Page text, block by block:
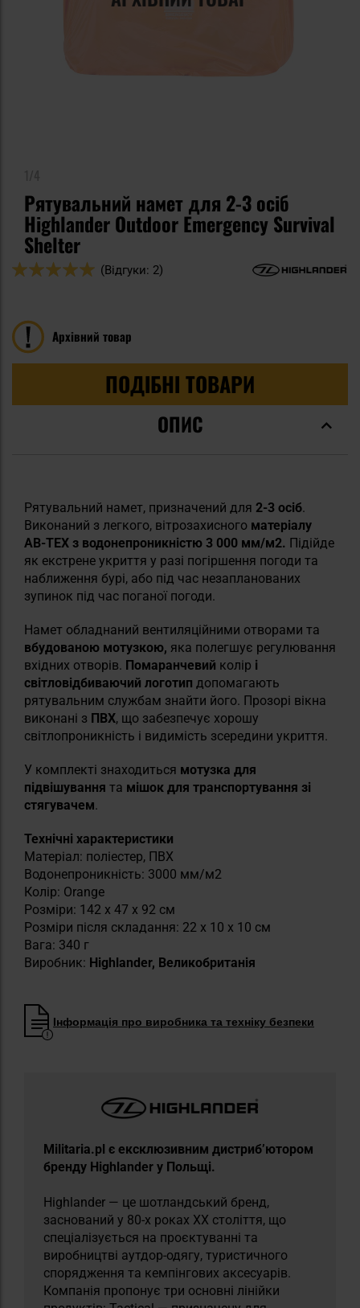
Рятувальний намет для 2-3 осіб
Highlander Outdoor Emergency Survival
Shelter
Оцінка:
(Відгуки: 2)
Архівний товар
ПОДІБНІ ТОВАРИ
ОПИС
Рятувальний намет, призначений для 2-3 осіб.
Виконаний з легкого, вітрозахисного матеріалу
AB-TEX з водонепроникністю 3 000 мм/м2. Підійде
як екстрене укриття у разі погіршення погоди та
наближення бурі, або під час незапланованих
зупинок під час поганої погоди.
Намет обладнаний вентиляційними отворами та
вбудованою мотузкою, яка полегшує регулювання
вхідних отворів. Помаранчевий колір і
світловідбиваючий логотип допомагають
рятувальним службам знайти його. Прозорі вікна
виконані з ПВХ, що забезпечує хорошу
світлопроникність і видимість зсередини укриття.
У комплекті знаходиться мотузка для
підвішування та мішок для транспортування зі
стягувачем.
Технічні характеристики
Матеріал: поліестер, ПВХ
Водонепроникність: 3000 мм/м2
Колір: Orange
Розміри: 142 x 47 x 92 см
Розміри після складання: 22 х 10 х 10 см
Вага: 340 г
Виробник: Highlander, Великобританія
Інформація про виробника та техніку безпеки
Militaria.pl є ексклюзивним дистриб’ютором
бренду Highlander у Польщі.
Highlander — це шотландський бренд,
заснований у 80-х роках XX століття, що
спеціалізується на проєктуванні та
виробництві аутдор-одягу, туристичного
спорядження та кемпінгових аксесуарів.
Компанія пропонує три основні лінійки